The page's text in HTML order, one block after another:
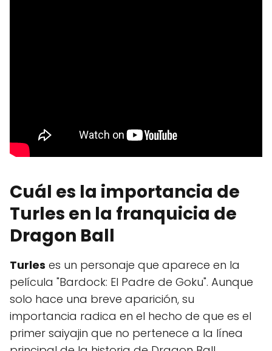
Cuál es la importancia de
Turles en la franquicia de
Dragon Ball
Turles es un personaje que aparece en la
película "Bardock: El Padre de Goku". Aunque
solo hace una breve aparición, su
importancia radica en el hecho de que es el
primer saiyajin que no pertenece a la línea